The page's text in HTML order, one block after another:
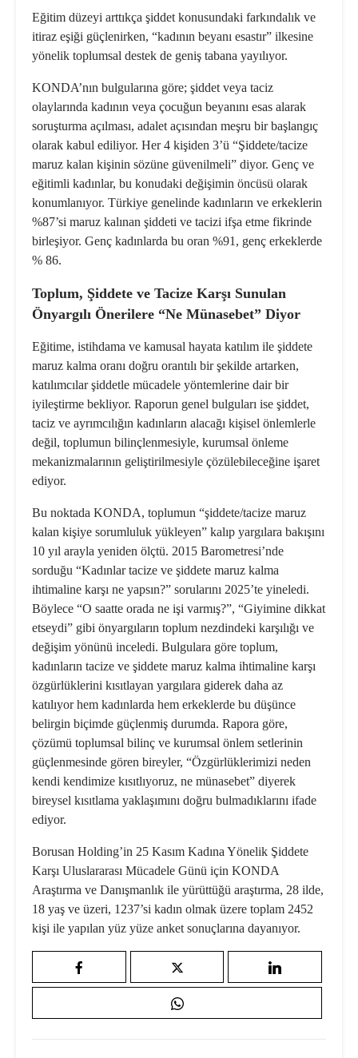
Eğitim düzeyi arttıkça şiddet konusundaki farkındalık ve
itiraz eşiği güçlenirken, “kadının beyanı esastır” ilkesine
yönelik toplumsal destek de geniş tabana yayılıyor.
KONDA’nın bulgularına göre; şiddet veya taciz
olaylarında kadının veya çocuğun beyanını esas alarak
soruşturma açılması, adalet açısından meşru bir başlangıç
olarak kabul ediliyor. Her 4 kişiden 3’ü “Şiddete/tacize
maruz kalan kişinin sözüne güvenilmeli” diyor. Genç ve
eğitimli kadınlar, bu konudaki değişimin öncüsü olarak
konumlanıyor. Türkiye genelinde kadınların ve erkeklerin
%87’si maruz kalınan şiddeti ve tacizi ifşa etme fikrinde
birleşiyor. Genç kadınlarda bu oran %91, genç erkeklerde
% 86.
Toplum, Şiddete ve Tacize Karşı Sunulan
Önyargılı Önerilere “Ne Münasebet” Diyor
Eğitime, istihdama ve kamusal hayata katılım ile şiddete
maruz kalma oranı doğru orantılı bir şekilde artarken,
katılımcılar şiddetle mücadele yöntemlerine dair bir
iyileştirme bekliyor. Raporun genel bulguları ise şiddet,
taciz ve ayrımcılığın kadınların alacağı kişisel önlemlerle
değil, toplumun bilinçlenmesiyle, kurumsal önleme
mekanizmalarının geliştirilmesiyle çözülebileceğine işaret
ediyor.
Bu noktada KONDA, toplumun “şiddete/tacize maruz
kalan kişiye sorumluluk yükleyen” kalıp yargılara bakışını
10 yıl arayla yeniden ölçtü. 2015 Barometresi’nde
sorduğu “Kadınlar tacize ve şiddete maruz kalma
ihtimaline karşı ne yapsın?” sorularını 2025’te yineledi.
Böylece “O saatte orada ne işi varmış?”, “Giyimine dikkat
etseydi” gibi önyargıların toplum nezdindeki karşılığı ve
değişim yönünü inceledi. Bulgulara göre toplum,
kadınların tacize ve şiddete maruz kalma ihtimaline karşı
özgürlüklerini kısıtlayan yargılara giderek daha az
katılıyor hem kadınlarda hem erkeklerde bu düşünce
belirgin biçimde güçlenmiş durumda. Rapora göre,
çözümü toplumsal bilinç ve kurumsal önlem setlerinin
güçlenmesinde gören bireyler, “Özgürlüklerimizi neden
kendi kendimize kısıtlıyoruz, ne münasebet” diyerek
bireysel kısıtlama yaklaşımını doğru bulmadıklarını ifade
ediyor.
Borusan Holding’in 25 Kasım Kadına Yönelik Şiddete
Karşı Uluslararası Mücadele Günü için KONDA
Araştırma ve Danışmanlık ile yürüttüğü araştırma, 28 ilde,
18 yaş ve üzeri, 1237’si kadın olmak üzere toplam 2452
kişi ile yapılan yüz yüze anket sonuçlarına dayanıyor.